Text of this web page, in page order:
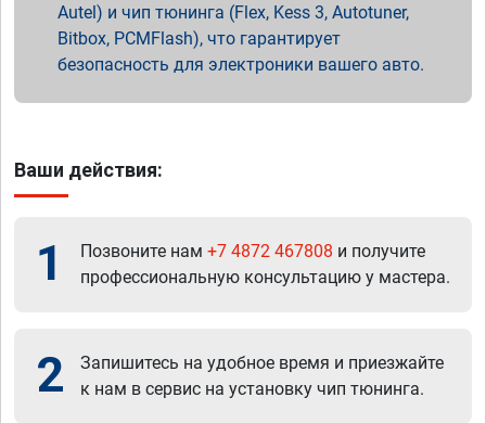
Autel) и чип тюнинга (Flex, Kess 3, Autotuner,
Bitbox, PCMFlash), что гарантирует
безопасность для электроники вашего авто.
Ваши действия:
1 Позвоните нам +7 4872 467808 и получите
профессиональную консультацию у мастера.
2
Запишитесь на удобное время и приезжайте
к нам в сервис на установку чип тюнинга.